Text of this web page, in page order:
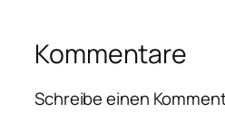
Kommentare
Schreibe einen